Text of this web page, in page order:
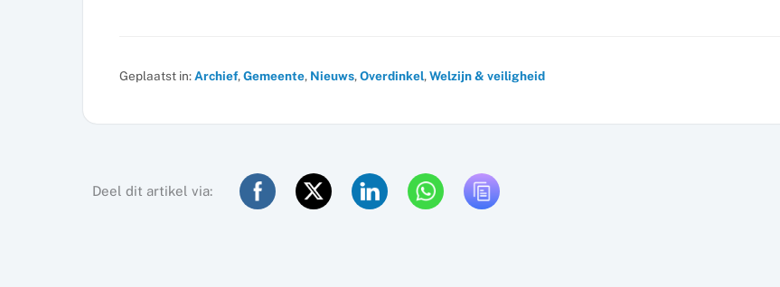
Geplaatst in: Archief,Gemeente, Nieuws,Overdinkel,Welzijn & veiligheid
Deel dit artikel via: